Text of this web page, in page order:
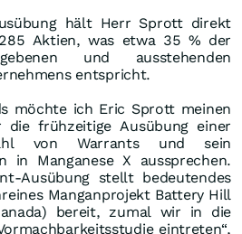
hält Herr Sprott direkt
Aktien, was etwa 35 % der
und ausstehenden
entspricht.
möchte ich Eric Sprott meinen
frühzeitige Ausübung einer
von Warrants und sein
in Manganese X aussprechen.
Ausübung stellt bedeutendes
Manganprojekt Battery Hill
bereit, zumal wir in die
eintreten“,